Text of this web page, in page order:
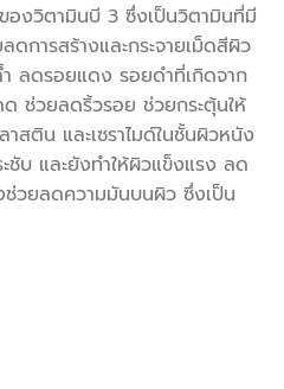
งวิตามินบี 3 ซึ่งเป็นวิตามินที่มี
ดการสร้างและกระจายเม็ดสีผิว
ำ ลดรอยแดง รอยดำที่เกิดจาก
ช่วยลดริ้วรอย ช่วยกระตุ้นให้
สติน และเซราไมด์ในชั้นผิวหนัง
บ และยังทำให้ผิวแข็งแรง ลด
ช่วยลดความมันบนผิว ซึ่งเป็น